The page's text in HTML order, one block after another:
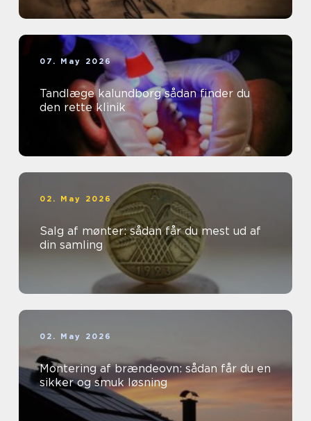
07. May 2026
Tandlæge kalundborg sådan finder du
den rette klinik
02. May 2026
Salg af mønter: sådan får du mest ud af
din samling
02. May 2026
Montering af brændeovn: sådan får du en
sikker og smuk løsning